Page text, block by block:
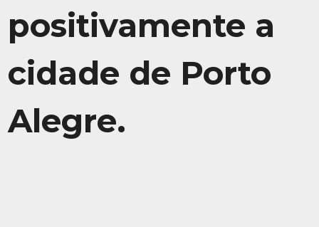
positivamente a
cidade de Porto
Alegre.